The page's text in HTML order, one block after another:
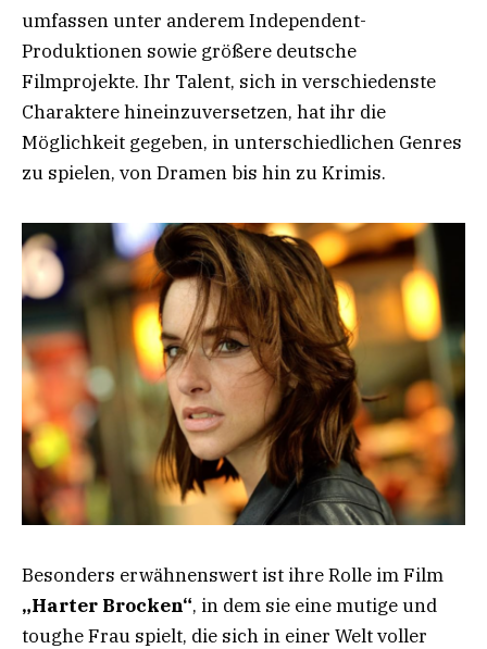
umfassen unter anderem Independent-
Produktionen sowie größere deutsche
Filmprojekte. Ihr Talent, sich in verschiedenste
Charaktere hineinzuversetzen, hat ihr die
Möglichkeit gegeben, in unterschiedlichen Genres
zu spielen, von Dramen bis hin zu Krimis.
Besonders erwähnenswert ist ihre Rolle im Film
„Harter Brocken“, in dem sie eine mutige und
toughe Frau spielt, die sich in einer Welt voller